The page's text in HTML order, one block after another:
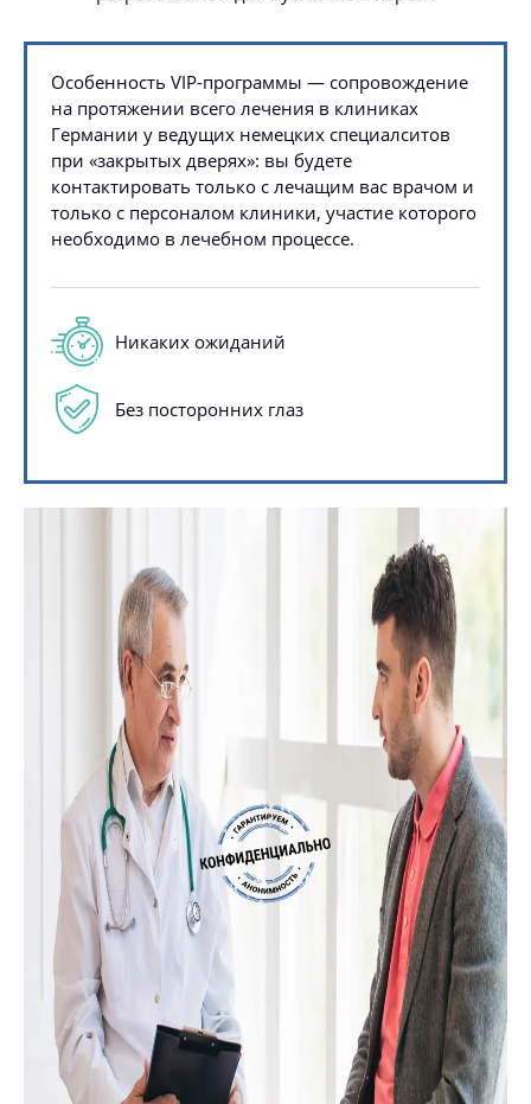
Особенность VIP-программы — сопровождение
на протяжении всего лечения в клиниках
Германии у ведущих немецких специалситов
при «закрытых дверях»: вы будете
контактировать только с лечащим вас врачом и
только с персоналом клиники, участие которого
необходимо в лечебном процессе.
Никаких ожиданий
Без посторонних глаз